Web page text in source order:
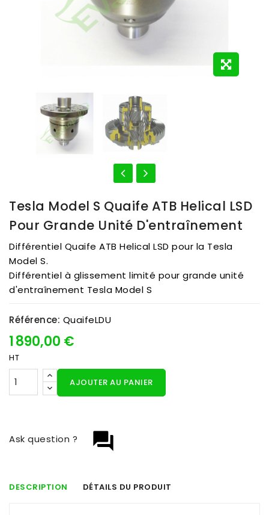
Tesla Model S Quaife ATB Helical LSD
Pour Grande Unité D'entraînement
Différentiel Quaife ATB Helical LSD pour la Tesla
Model S.
Différentiel à glissement limité pour grande unité
d'entraînement Tesla Model S
Référence: QuaifeLDU
1 890,00 €
HT
AJOUTER AU PANIER
question_answer
Ask question ?
DESCRIPTION DÉTAILS DU PRODUIT